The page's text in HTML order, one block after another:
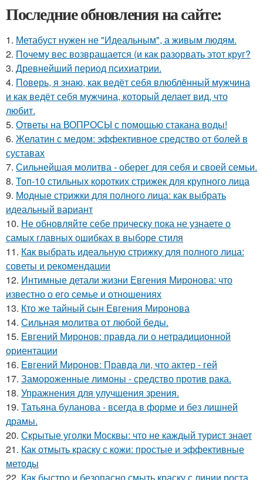
Последние обновления на сайте:
1. Метабуст нужен не "Идеальным", а живым людям.
2. Почему вес возвращается (и как разорвать этот круг?
3. Древнейший период психиатрии.
4. Поверь, я знаю, как ведёт себя влюблённый мужчина
и как ведёт себя мужчина, который делает вид, что
любит.
5. Ответы на ВОПРОСЫ с помощью стакана воды!
6. Желатин с медом: эффективное средство от болей в
суставах
7. Сильнейшая молитва - оберег для себя и своей семьи.
8. Топ-10 стильных коротких стрижек для крупного лица
9. Модные стрижки для полного лица: как выбрать
идеальный вариант
10. Не обновляйте себе прическу пока не узнаете о
самых главных ошибках в выборе стиля
11. Как выбрать идеальную стрижку для полного лица:
советы и рекомендации
12. Интимные детали жизни Евгения Миронова: что
известно о его семье и отношениях
13. Кто же тайный сын Евгения Миронова
14. Сильная молитва от любой беды.
15. Евгений Миронов: правда ли о нетрадиционной
ориентации
16. Евгений Миронов: Правда ли, что актер - гей
17. Замороженные лимоны - средство против рака.
18. Упражнения для улучшения зрения.
19. Татьяна буланова - всегда в форме и без лишней
драмы.
20. Скрытые уголки Москвы: что не каждый турист знает
21. Как отмыть краску с кожи: простые и эффективные
методы